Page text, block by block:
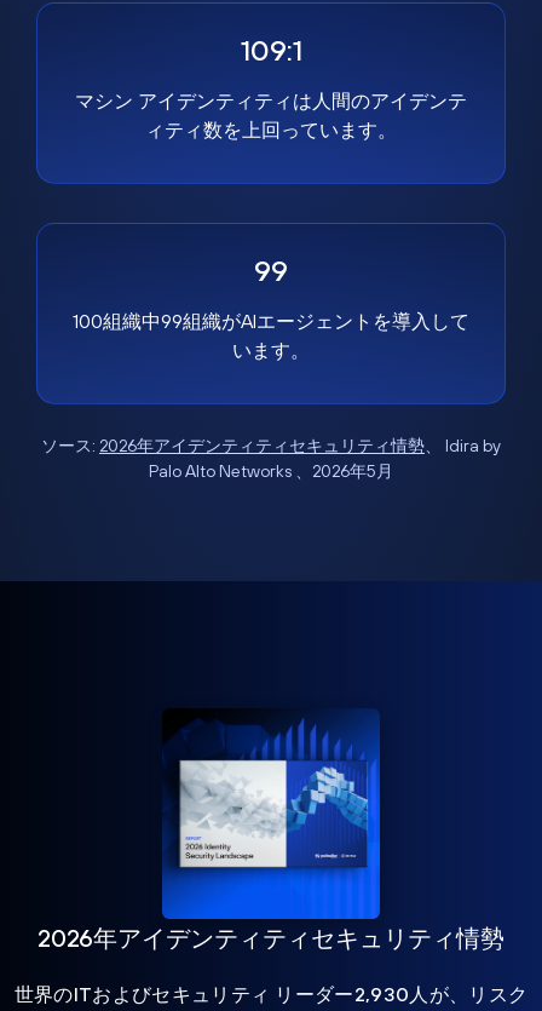
109:1
マシン アイデンティティは人間のアイデンテ
ィティ数を上回っています。
99
100組織中99組織がAIエージェントを導入して
います。
ソース: 2026年アイデンティティセキュリティ情勢、 Idira by
Palo Alto Networks 、2026年5月
2026年アイデンティティセキュリティ情勢
世界のITおよびセキュリティ リーダー2,930人が、リスク